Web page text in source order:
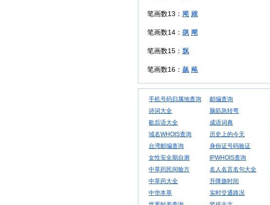
笔画数13： 飔 飕
笔画数14： 飖 飗
笔画数15： 飘
笔画数16： 飙 飚
手机号码归属地查询 邮编查询
诗词大全
脑筋急转弯
歇后语大全
成语词典
域名WHOIS查询
历史上的今天
台湾邮编查询
身份证号码验证
女性安全期自测
IPWHOIS查询
中草药民间验方
名人名言名句大全
中草药大全
升降旗时间
中华本草
实时交通路况